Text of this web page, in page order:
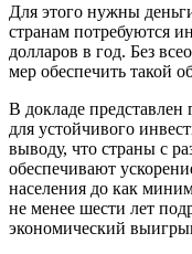
Для этого нужны
странам потребуются
долларов в год. Без
мер обеспечить такой
В докладе
для устойчивого
выводу, что страны с
обеспечивают
населения до как
не менее шести лет
экономический